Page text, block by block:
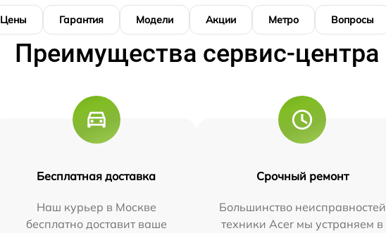
Цены Гарантия Модели Акции Метро Вопросы
Преимущества сервис-центра
Бесплатная доставка
Наш курьер в Москве
бесплатно доставит ваше
Срочный ремонт
Большинство неисправностей
техники Acer мы устраняем в